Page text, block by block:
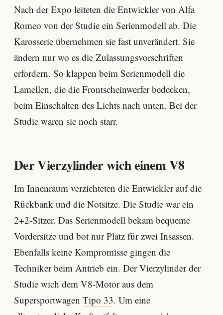
Nach der Expo leiteten die Entwickler von Alfa
Romeo von der Studie ein Serienmodell ab. Die
Karosserie übernehmen sie fast unverändert. Sie
ändern nur wo es die Zulassungsvorschriften
erfordern. So klappen beim Serienmodell die
Lamellen, die die Frontscheinwerfer bedecken,
beim Einschalten des Lichts nach unten. Bei der
Studie waren sie noch starr.
Der Vierzylinder wich einem V8
Im Innenraum verzichteten die Entwickler auf die
Rückbank und die Notsitze. Die Studie war ein
2+2-Sitzer. Das Serienmodell bekam bequeme
Vordersitze und bot nur Platz für zwei Insassen.
Ebenfalls keine Kompromisse gingen die
Techniker beim Antrieb ein. Der Vierzylinder der
Studie wich dem V8-Motor aus dem
Supersportwagen Tipo 33. Um eine